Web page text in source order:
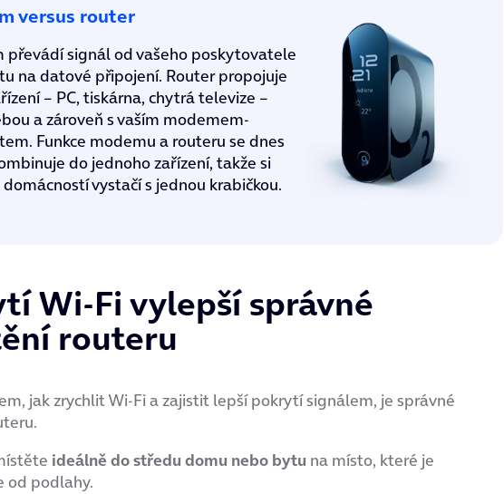
versus router
převádí signál od vašeho poskytovatele
na datové připojení. Router propojuje
– PC, tiskárna, chytrá televize –
a zároveň s vaším modemem-
Funkce modemu a routeru se dnes
do jednoho zařízení, takže si
vystačí s jednou krabičkou.
Wi-Fi vylepší správné
routeru
jak zrychlit Wi-Fi a zajistit lepší pokrytí signálem, je správné
ideálně do středu domu nebo bytu na místo, které je
od podlahy.